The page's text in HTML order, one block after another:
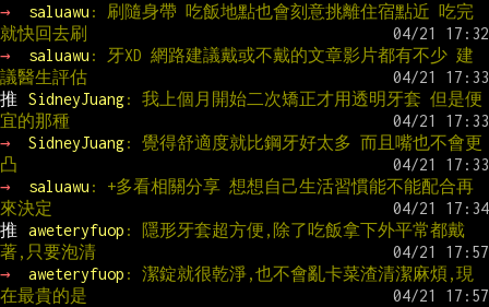
→
saluawu : 刷隨身帶 吃飯地點也會刻意挑離住宿點近 吃完
就快回去刷
→
saluawu : 牙XD 網路建議戴或不戴的文章影片都有不少 建
議醫生評估
推
SidneyJuang: 我上個月開始二次矯正才用透明牙套 但是便
宜的那種
→
SidneyJuang: 覺得舒適度就比鋼牙好太多 而且嘴也不會更
凸
→
saluawu : +多看相關分享 想想自己生活習慣能不能配合再
來決定
推
aweteryfuop : 隱形牙套超方便,除了吃飯拿下外平常都戴
著,只要泡清
→
aweteryfuop : 潔錠就很乾淨,也不會亂卡菜渣清潔麻煩,現
在最貴的是